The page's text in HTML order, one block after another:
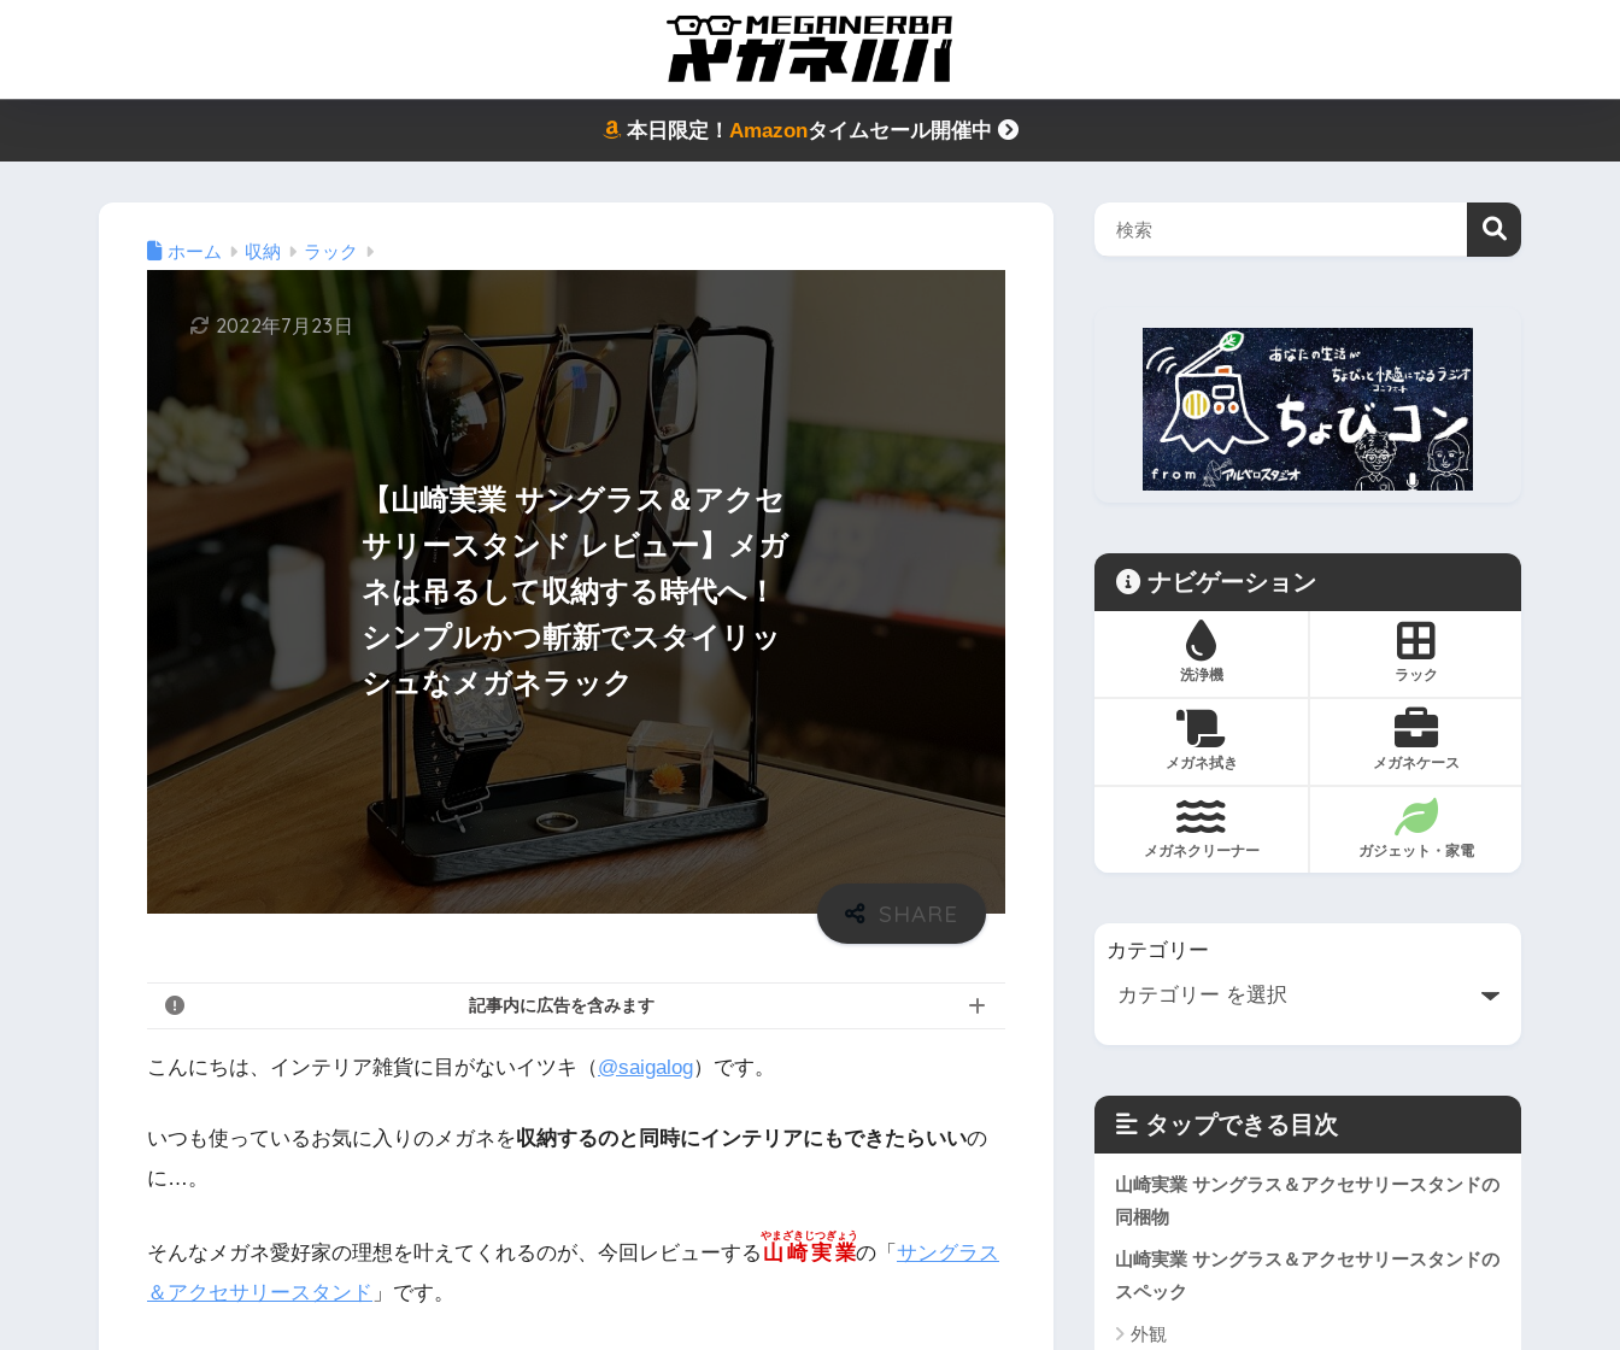
本日限定！ Amazonタイムセール開催中
ホーム 収納 ラック
【山崎実業 サングラス＆アクセ
サリースタンド レビュー】メガ
ネは吊るして収納する時代へ！
シンプルかつ斬新でスタイリッ
シュなメガネラック
2022年7月23日
記事内に広告を含みます
こんにちは、インテリア雑貨に目がないイツキ（@saigalog）です。
いつも使っているお気に入りのメガネを収納するのと同時にインテリアにもできたらいいの
に…。
そんなメガネ愛好家の理想を叶えてくれるのが、今回レビューする 山崎実業
やまざきじつぎょう
の「 サングラス
＆アクセサリースタンド 」です。
ナビゲーション
洗浄機 ラック
メガネ拭き メガネケース
メガネクリーナー ガジェット・家電
カテゴリー
タップできる目次
山崎実業 サングラス＆アクセサリースタンドの
同梱物
山崎実業 サングラス＆アクセサリースタンドの
スペック
外観